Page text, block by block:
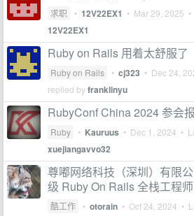
求职 • 12V22EX1 • Mar 29, 2025
12V22EX1
Ruby on Rails 用着太舒服了
Ruby on Rails • cj323 • Dec 24,
replied byfranklinyu
RubyConf China 2024 参会
Ruby • Kauruus • Dec 1, 2024 •
xuejiangavvo32
尊嘟网络科技（深圳）有限
级 Ruby On Rails 全栈工程
酷工作 • otorain • Oct 24, 2024 •